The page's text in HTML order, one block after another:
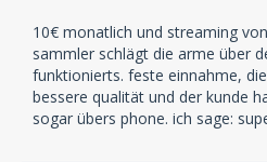
10€ monatlich und streaming
sammler schlägt die arme über
funktionierts. feste einnahme,
bessere qualität und der kunde
sogar übers phone. ich sage: